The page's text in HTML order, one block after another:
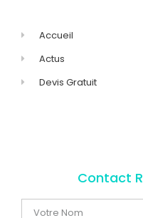
Accueil
Actus
Devis Gratuit
Contact